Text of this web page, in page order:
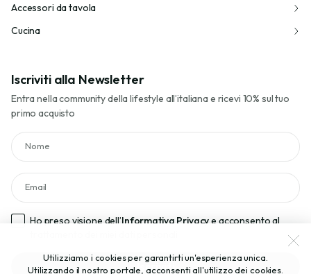
Accessori da tavola
Cucina
Iscriviti alla Newsletter
Entra nella community della lifestyle all’italiana e ricevi 10% sul tuo
primo acquisto
Nome
Email
Ho preso visione dell’Informativa Privacye acconsento al
Iscriviti
Utilizziamo i cookies per garantirti un'esperienza unica.
Utilizzando il nostro portale, acconsenti all'utilizzo dei cookies.